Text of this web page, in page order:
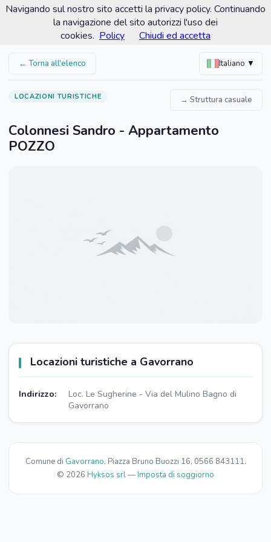
Comune di Gavorrano
Portale turistico ufficiale
← Torna all'elenco Italiano ▼
LOCAZIONI TURISTICHE → Struttura casuale
Colonnesi Sandro - Appartamento
POZZO
Locazioni turistiche a Gavorrano
Indirizzo:
Loc. Le Sugherine - Via del Mulino Bagno di
Gavorrano
Comune di Gavorrano, Piazza Bruno Buozzi 16, 0566 843111.
© 2026 Hyksos srl—Imposta di soggiorno
Navigando sul nostro sito accetti la privacy policy. Continuando
la navigazione del sito autorizzi l'uso dei
cookies. Policy Chiudi ed accetta